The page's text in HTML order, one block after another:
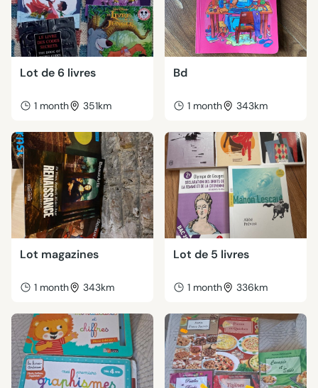
Lot de 6 livres
1 month 351km
Bd
1 month 343km
Lot magazines
1 month 343km
Lot de 5 livres
1 month 336km